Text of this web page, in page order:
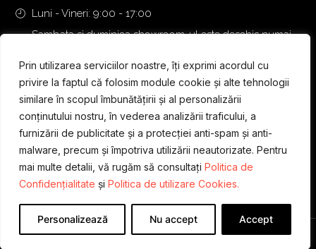
Prin utilizarea serviciilor noastre, îți exprimi acordul cu
privire la faptul că folosim module cookie și alte tehnologii
similare în scopul îmbunătățirii și al personalizării
conținutului nostru, în vederea analizării traficului, a
furnizării de publicitate și a protecției anti-spam și anti-
malware, precum și împotriva utilizării neautorizate. Pentru
mai multe detalii, vă rugăm să consultați Politica de
Confidențialitate și Politica de utilizare Cookies.
Personalizează Nu accept Accept
Luni - Vineri: 9:00 - 17:00
Sambata si duminica showroom-ul este deschis numai
Designed & Developed byWEDEV IT